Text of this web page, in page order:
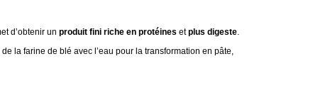
d’obtenir un produit fini riche en protéines etplus digeste.
la farine de blé avec l’eau pour la transformation en pâte,